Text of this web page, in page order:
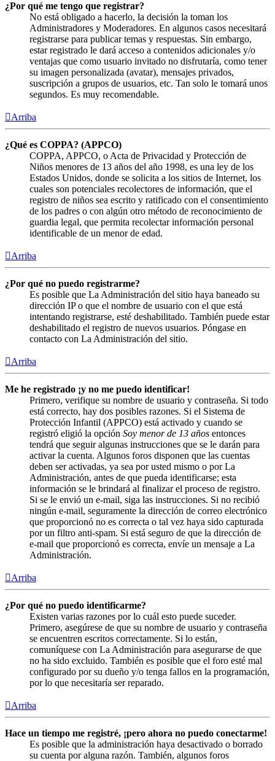
¿Por qué me tengo que registrar?
No está obligado a hacerlo, la decisión la toman los
Administradores y Moderadores. En algunos casos necesitará
registrarse para publicar temas y respuestas. Sin embargo,
estar registrado le dará acceso a contenidos adicionales y/o
ventajas que como usuario invitado no disfrutaría, como tener
su imagen personalizada (avatar), mensajes privados,
suscripción a grupos de usuarios, etc. Tan solo le tomará unos
segundos. Es muy recomendable.
Arriba
¿Qué es COPPA? (APPCO)
COPPA, APPCO, o Acta de Privacidad y Protección de
Niños menores de 13 años del año 1998, es una ley de los
Estados Unidos, donde se solicita a los sitios de Internet, los
cuales son potenciales recolectores de información, que el
registro de niños sea escrito y ratificado con el consentimiento
de los padres o con algún otro método de reconocimiento de
guardia legal, que permita recolectar información personal
identificable de un menor de edad.
Arriba
¿Por qué no puedo registrarme?
Es posible que La Administración del sitio haya baneado su
dirección IP o que el nombre de usuario con el que está
intentando registrarse, esté deshabilitado. También puede estar
deshabilitado el registro de nuevos usuarios. Póngase en
contacto con La Administración del sitio.
Arriba
Me he registrado ¡y no me puedo identificar!
Primero, verifique su nombre de usuario y contraseña. Si todo
está correcto, hay dos posibles razones. Si el Sistema de
Protección Infantil (APPCO) está activado y cuando se
registró eligió la opción Soy menor de 13 años entonces
tendrá que seguir algunas instrucciones que se le darán para
activar la cuenta. Algunos foros disponen que las cuentas
deben ser activadas, ya sea por usted mismo o por La
Administración, antes de que pueda identificarse; esta
información se le brindará al finalizar el proceso de registro.
Si se le envió un e-mail, siga las instrucciones. Si no recibió
ningún e-mail, seguramente la dirección de correo electrónico
que proporcionó no es correcta o tal vez haya sido capturada
por un filtro anti-spam. Si está seguro de que la dirección de
e-mail que proporcionó es correcta, envíe un mensaje a La
Administración.
Arriba
¿Por qué no puedo identificarme?
Existen varias razones por lo cuál esto puede suceder.
Primero, asegúrese de que su nombre de usuario y contraseña
se encuentren escritos correctamente. Si lo están,
comuníquese con La Administración para asegurarse de que
no ha sido excluido. También es posible que el foro esté mal
configurado por su dueño y/o tenga fallos en la programación,
por lo que necesitaría ser reparado.
Arriba
Hace un tiempo me registré, ¡pero ahora no puedo conectarme!
Es posible que la administración haya desactivado o borrado
su cuenta por alguna razón. También, algunos foros